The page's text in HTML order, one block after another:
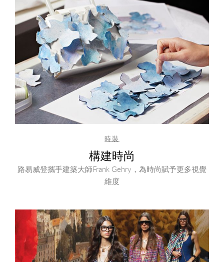
時裝
構建時尚
路易威登攜手建築大師Frank Gehry，為時尚賦予更多視覺
維度